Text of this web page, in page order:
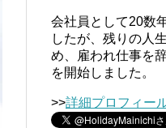
会社員として20数
したが、残りの人
め、雇われ仕事を
を開始しました。
>>詳細プロフィー